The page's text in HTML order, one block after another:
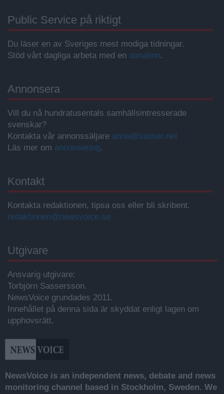
Public Service på riktigt
Du läser en av Sveriges mest modiga tidningar.
Stöd vårt dagliga arbeta med en donation.
Annonsera
Vill du nå hundratusentals samhällsintresserade
svenskar?
Kontakta vår annonssäljare anna@sasser.net
Läs mer om annonsering.
Kontakt
Kontakta redaktionen, tipsa oss eller bli skribent.
redaktionen@newsvoice.se
Utgivare
Ansvarig utgivare:
Torbjörn Sassersson.
NewsVoice grundades 2011.
Innehållet på denna sida är skyddat enligt lagen om
upphovsrätt.
NewsVoice is an independent news, debate and news
monitoring channel based in Stockholm, Sweden. We